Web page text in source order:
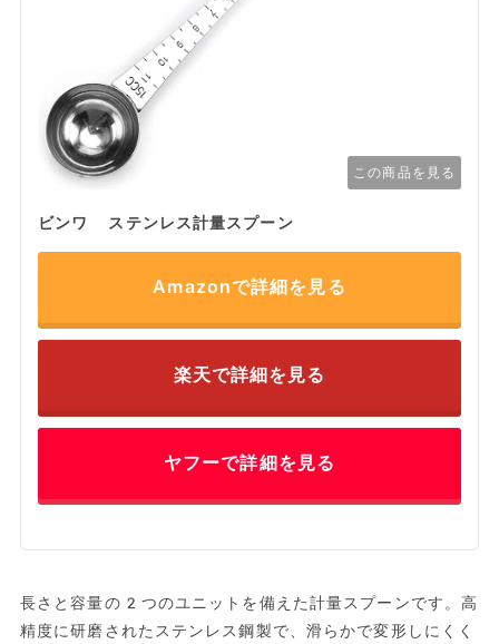
この商品を見る
ビンワ ステンレス計量スプーン
Amazonで詳細を見る
楽天で詳細を見る
ヤフーで詳細を見る
長さと容量の2つのユニットを備えた計量スプーンです。高
精度に研磨されたステンレス鋼製で、滑らかで変形しにくく